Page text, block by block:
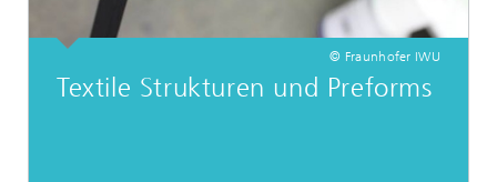
© Fraunhofer IWU
Textile Strukturen und Preforms